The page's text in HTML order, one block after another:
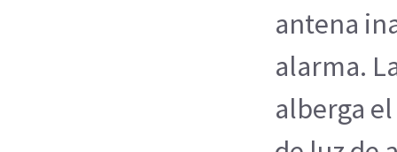
antena
alarma.
alberga